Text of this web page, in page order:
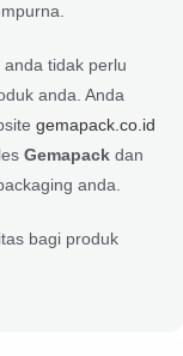
anda tidak perlu
anda. Anda
gemapack.co.id
Gemapack dan
anda.
bagi produk